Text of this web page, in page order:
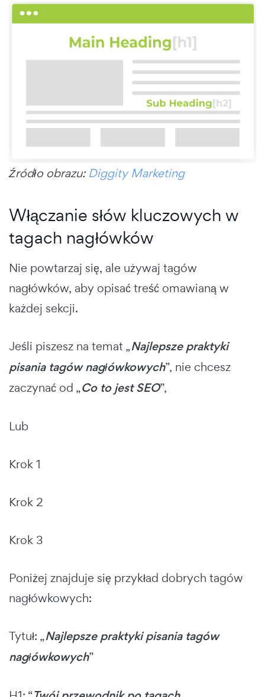
Źródło obrazu: Diggity Marketing
Włączanie słów kluczowych w
tagach nagłówków
Nie powtarzaj się, ale używaj tagów
nagłówków, aby opisać treść omawianą w
każdej sekcji.
Jeśli piszesz na temat „Najlepsze praktyki
pisania tagów nagłówkowych”, nie chcesz
zaczynać od „Co to jest SEO”,
Lub
Krok 1
Krok 2
Krok 3
Poniżej znajduje się przykład dobrych tagów
nagłówkowych:
Tytuł: „Najlepsze praktyki pisania tagów
nagłówkowych”